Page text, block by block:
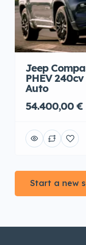
Jeep
PHEV
Auto
54.400,00 €
Start a new